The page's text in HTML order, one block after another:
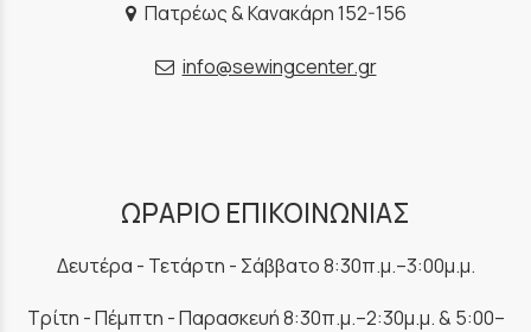
Πατρέως & Κανακάρη 152-156
info@sewingcenter.gr
ΩΡΑΡΙΟ ΕΠΙΚΟΙΝΩΝΙΑΣ
Δευτέρα - Τετάρτη - Σάββατο 8:30π.μ.–3:00μ.μ.
Τρίτη - Πέμπτη - Παρασκευή 8:30π.μ.–2:30μ.μ. & 5:00–